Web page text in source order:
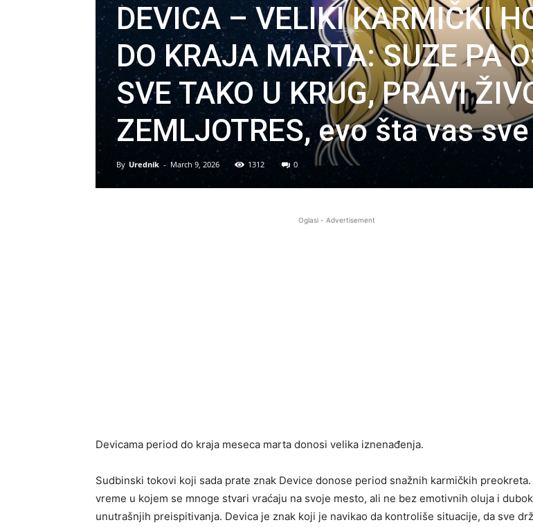
DEVICA – VELIKI KARMIČKI
DO KRAJA MARTA: SUZE PA
SVE TAKO U KRUG, PRAVI
ZEMLJOTRES, evo šta vas
By Urednik - March 9, 2026 1312 0
Oglasi - Advertisement
Devicama period do kraja meseca marta donosi velika iznenađenja.
Sudbinski tokovi koji sada prate znak Device donose period snažnih karmičkih preokreta.
vreme u kojem se mnoge stvari vraćaju na svoje mesto, ali ne bez emotivnih oluja i
unutrašnjih preispitivanja. Devica je znak koji je navikao da kontroliše situacije, da sve